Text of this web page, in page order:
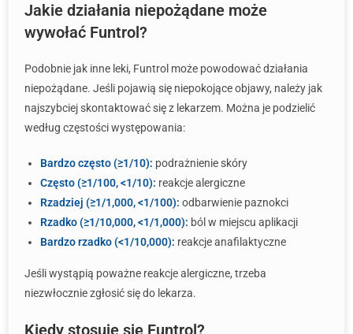
Jakie działania niepożądane może
wywołać Funtrol?
Podobnie jak inne leki, Funtrol może powodować działania
niepożądane. Jeśli pojawią się niepokojące objawy, należy jak
najszybciej skontaktować się z lekarzem. Można je podzielić
według częstości występowania:
Bardzo często (≥1/10): podrażnienie skóry
Często (≥1/100, <1/10): reakcje alergiczne
Rzadziej (≥1/1,000, <1/100): odbarwienie paznokci
Rzadko (≥1/10,000, <1/1,000): ból w miejscu aplikacji
Bardzo rzadko (<1/10,000): reakcje anafilaktyczne
Jeśli wystąpią poważne reakcje alergiczne, trzeba
niezwłocznie zgłosić się do lekarza.
Kiedy stosuje się Funtrol?